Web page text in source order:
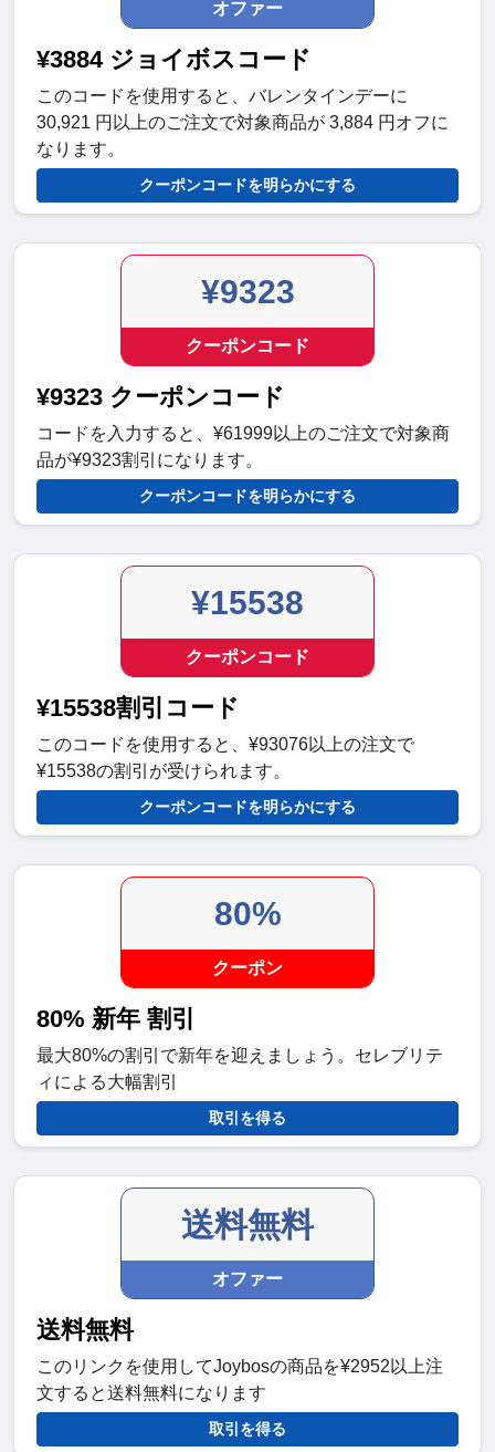
オファー
¥3884 ジョイボスコード
このコードを使用すると、バレンタインデーに
30,921 円以上のご注文で対象商品が 3,884 円オフに
なります。
クーポンコードを明らかにする
¥9323
クーポンコード
¥9323 クーポンコード
コードを入力すると、¥61999以上のご注文で対象商
品が¥9323割引になります。
クーポンコードを明らかにする
¥15538
クーポンコード
¥15538割引コード
このコードを使用すると、¥93076以上の注文で
¥15538の割引が受けられます。
クーポンコードを明らかにする
80%
クーポン
80% 新年 割引
最大80%の割引で新年を迎えましょう。セレブリテ
ィによる大幅割引
取引を得る
送料無料
オファー
送料無料
このリンクを使用してJoybosの商品を¥2952以上注
文すると送料無料になります
取引を得る